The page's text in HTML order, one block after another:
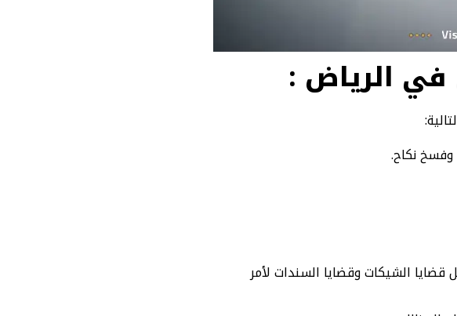
الرياض :
نكاح.
الشيكات وقضايا السندات لأمر